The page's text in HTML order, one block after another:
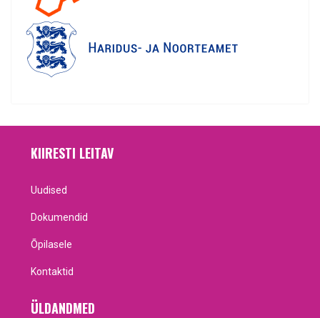
KIIRESTI LEITAV
Uudised
Dokumendid
Õpilasele
Kontaktid
ÜLDANDMED